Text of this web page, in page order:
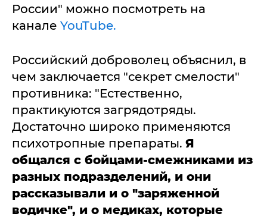
России" можно посмотреть на
канале YouTube.
Российский доброволец объяснил, в
чем заключается "секрет смелости"
противника: "Естественно,
практикуются загрядотряды.
Достаточно широко применяются
психотропные препараты. Я
общался с бойцами-смежниками из
разных подразделений, и они
рассказывали и о "заряженной
водичке", и о медиках, которые